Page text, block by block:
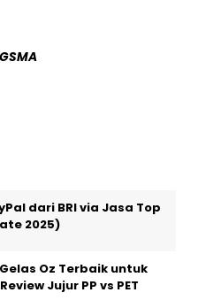
dari BRI via Jasa Top
2025)
Oz Terbaik untuk
Jujur PP vs PET